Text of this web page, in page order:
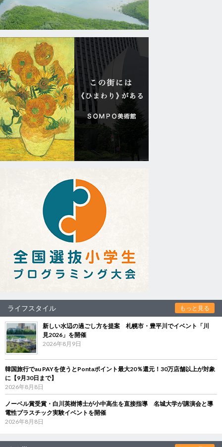
ライフスタイル もっと見る
新しい水辺の過ごし方を提案 札幌市・豊平川でイベント「川
見2026」を開催
2026年8月9日
韓国旅行でau PAYを使うとPontaポイント最大20％還元！30万店舗以上が対象
に【9月30日まで】
2026年8月8日
ノーベル賞受賞・白川英樹博士が小中高生を直接指導 名城大学が講演会と導
電性プラスチック実験イベントを開催
2026年8月8日